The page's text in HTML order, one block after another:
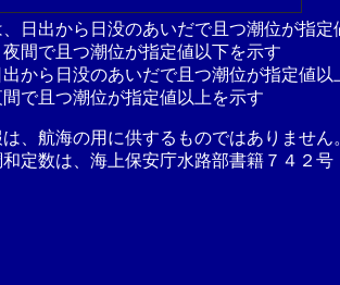
、日出から日没のあいだで且つ潮位が指
夜間で且つ潮位が指定値以下を示す
出から日没のあいだで且つ潮位が指定値以
間で且つ潮位が指定値以上を示す
、航海の用に供するものではありませ
定数は、海上保安庁水路部書籍７４２